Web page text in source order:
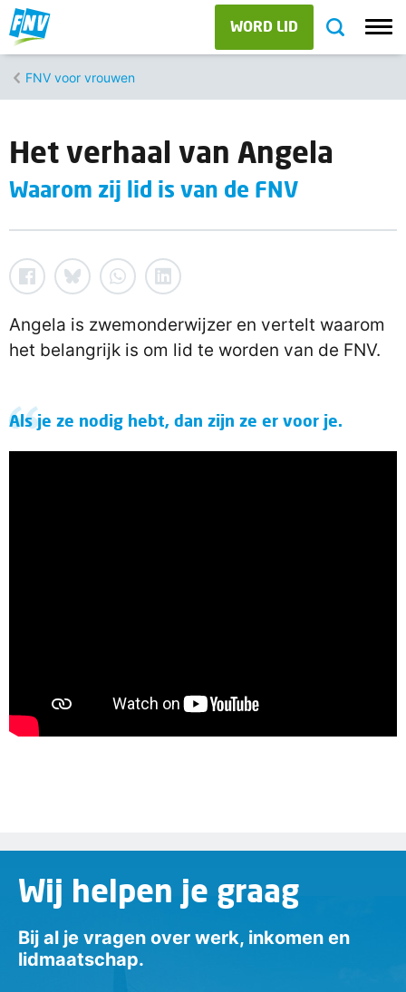
WORD LID
FNV voor vrouwen
Het verhaal van Angela
Waarom zij lid is van de FNV
Angela is zwemonderwijzer en vertelt waarom
het belangrijk is om lid te worden van de FNV.
Als je ze nodig hebt, dan zijn ze er voor je.
Wij helpen je graag
Bij al je vragen over werk, inkomen en
lidmaatschap.